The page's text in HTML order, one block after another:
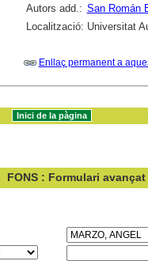
Autors add.: San Román
Localització: Universitat
Enllaç permanent a
FONS : Formulari avançat